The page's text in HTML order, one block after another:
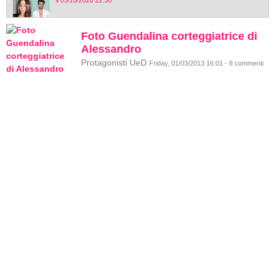
Foto Guendalina corteggiatrice di
Alessandro
Protagonisti UeD Friday, 01/03/2013 16:01 - 8 commenti